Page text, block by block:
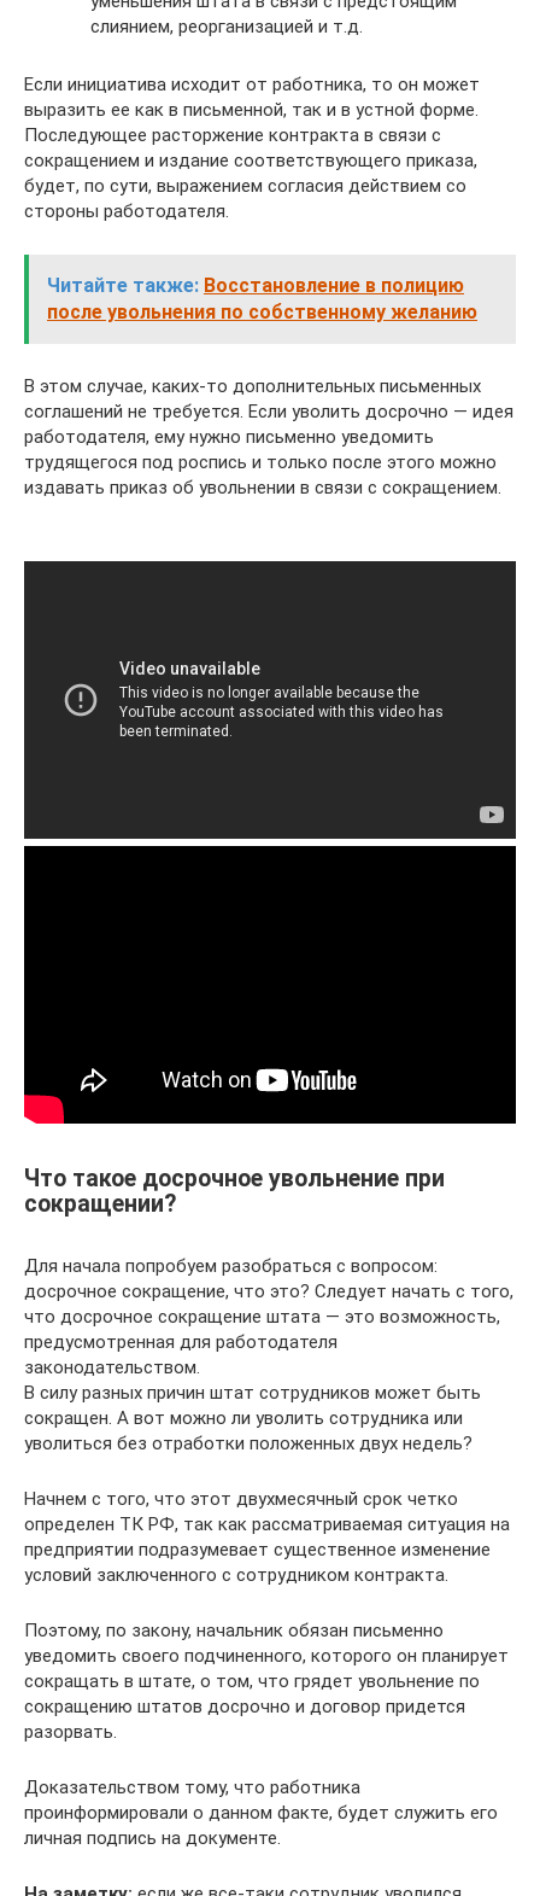
слиянием, реорганизацией и т.д.
Если инициатива исходит от работника, то он может
выразить ее как в письменной, так и в устной форме.
Последующее расторжение контракта в связи с
сокращением и издание соответствующего приказа,
будет, по сути, выражением согласия действием со
стороны работодателя.
Читайте также: Восстановление в полицию
после увольнения по собственному желанию
В этом случае, каких-то дополнительных письменных
соглашений не требуется. Если уволить досрочно — идея
работодателя, ему нужно письменно уведомить
трудящегося под роспись и только после этого можно
издавать приказ об увольнении в связи с сокращением.
Что такое досрочное увольнение при
сокращении?
Для начала попробуем разобраться с вопросом:
досрочное сокращение, что это? Следует начать с того,
что досрочное сокращение штата — это возможность,
предусмотренная для работодателя
законодательством.
В силу разных причин штат сотрудников может быть
сокращен. А вот можно ли уволить сотрудника или
уволиться без отработки положенных двух недель?
Начнем с того, что этот двухмесячный срок четко
определен ТК РФ, так как рассматриваемая ситуация на
предприятии подразумевает существенное изменение
условий заключенного с сотрудником контракта.
Поэтому, по закону, начальник обязан письменно
уведомить своего подчиненного, которого он планирует
сокращать в штате, о том, что грядет увольнение по
сокращению штатов досрочно и договор придется
разорвать.
Доказательством тому, что работника
проинформировали о данном факте, будет служить его
личная подпись на документе.